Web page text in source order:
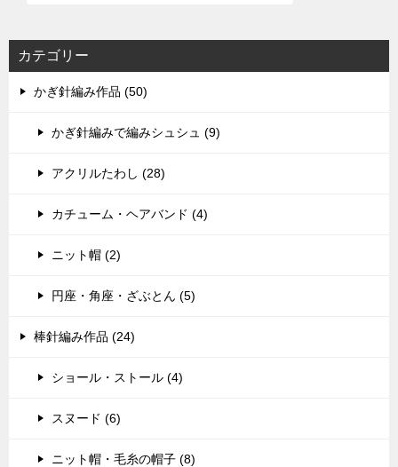
カテゴリー
かぎ針編み作品 (50)
かぎ針編みで編みシュシュ (9)
アクリルたわし (28)
カチューム・ヘアバンド (4)
ニット帽 (2)
円座・角座・ざぶとん (5)
棒針編み作品 (24)
ショール・ストール (4)
スヌード (6)
ニット帽・毛糸の帽子 (8)